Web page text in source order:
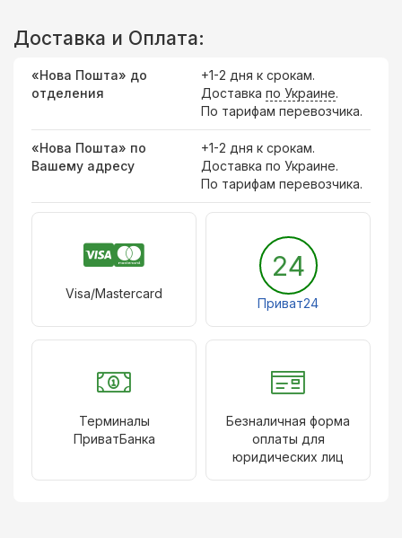
Доставка и Оплата:
«Нова Пошта» до
отделения
+1-2 дня к срокам.
Доставка по Украине.
По тарифам перевозчика.
«Нова Пошта» по
Вашему адресу
+1-2 дня к срокам.
Доставка по Украине.
По тарифам перевозчика.
Visa/Mastercard
24
Приват24
Терминалы
ПриватБанка
Безналичная форма
оплаты для
юридических лиц